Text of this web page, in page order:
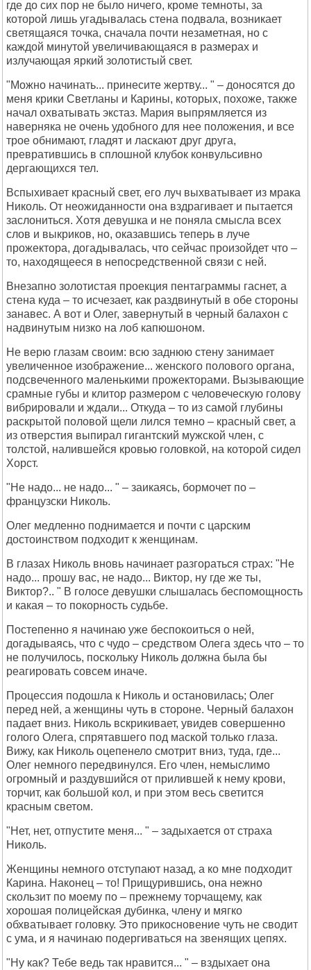
где до сих пор не было ничего, кроме темноты, за
которой лишь угадывалась стена подвала, возникает
светящаяся точка, сначала почти незаметная, но с
каждой минутой увеличивающаяся в размерах и
излучающая яркий золотистый свет.
"Можно начинать... принесите жертву... " – доносятся до
меня крики Светланы и Карины, которых, похоже, также
начал охватывать экстаз. Мария выпрямляется из
наверняка не очень удобного для нее положения, и все
трое обнимают, гладят и ласкают друг друга,
превратившись в сплошной клубок конвульсивно
дергающихся тел.
Вспыхивает красный свет, его луч выхватывает из мрака
Николь. От неожиданности она вздрагивает и пытается
заслониться. Хотя девушка и не поняла смысла всех
слов и выкриков, но, оказавшись теперь в луче
прожектора, догадывалась, что сейчас произойдет что –
то, находящееся в непосредственной связи с ней.
Внезапно золотистая проекция пентаграммы гаснет, а
стена куда – то исчезает, как раздвинутый в обе стороны
занавес. А вот и Олег, завернутый в черный балахон с
надвинутым низко на лоб капюшоном.
Не верю глазам своим: всю заднюю стену занимает
увеличенное изображение... женского полового органа,
подсвеченного маленькими прожекторами. Вызывающие
срамные губы и клитор размером с человеческую голову
вибрировали и ждали... Откуда – то из самой глубины
раскрытой половой щели лился темно – красный свет, а
из отверстия выпирал гигантский мужской член, с
толстой, налившейся кровью головкой, на которой сидел
Хорст.
"Не надо... не надо... " – заикаясь, бормочет по –
французски Николь.
Олег медленно поднимается и почти с царским
достоинством подходит к женщинам.
В глазах Николь вновь начинает разгораться страх: "Не
надо... прошу вас, не надо... Виктор, ну где же ты,
Виктор?.. " В голосе девушки слышалась беспомощность
и какая – то покорность судьбе.
Постепенно я начинаю уже беспокоиться о ней,
догадываясь, что с чудо – средством Олега здесь что – то
не получилось, поскольку Николь должна была бы
реагировать совсем иначе.
Процессия подошла к Николь и остановилась; Олег
перед ней, а женщины чуть в стороне. Черный балахон
падает вниз. Николь вскрикивает, увидев совершенно
голого Олега, спрятавшего под маской только глаза.
Вижу, как Николь оцепенело смотрит вниз, туда, где...
Олег немного передвинулся. Его член, немыслимо
огромный и раздувшийся от прилившей к нему крови,
торчит, как большой кол, и при этом весь светится
красным светом.
"Нет, нет, отпустите меня... " – задыхается от страха
Николь.
Женщины немного отступают назад, а ко мне подходит
Карина. Наконец – то! Прищурившись, она нежно
скользит по моему по – прежнему торчащему, как
хорошая полицейская дубинка, члену и мягко
обхватывает головку. Это прикосновение чуть не сводит
с ума, и я начинаю подергиваться на звенящих цепях.
"Ну как? Тебе ведь так нравится... " – вздыхает она